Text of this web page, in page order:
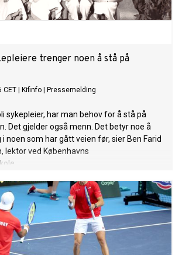
trenger noen å stå på
CET Kifinfo Pressemelding
sykepleier, har man behov for å stå på
Det gjelder også menn. Det betyr noe å
i noen som har gått veien før, sier Ben Farid
lektor ved Københavns